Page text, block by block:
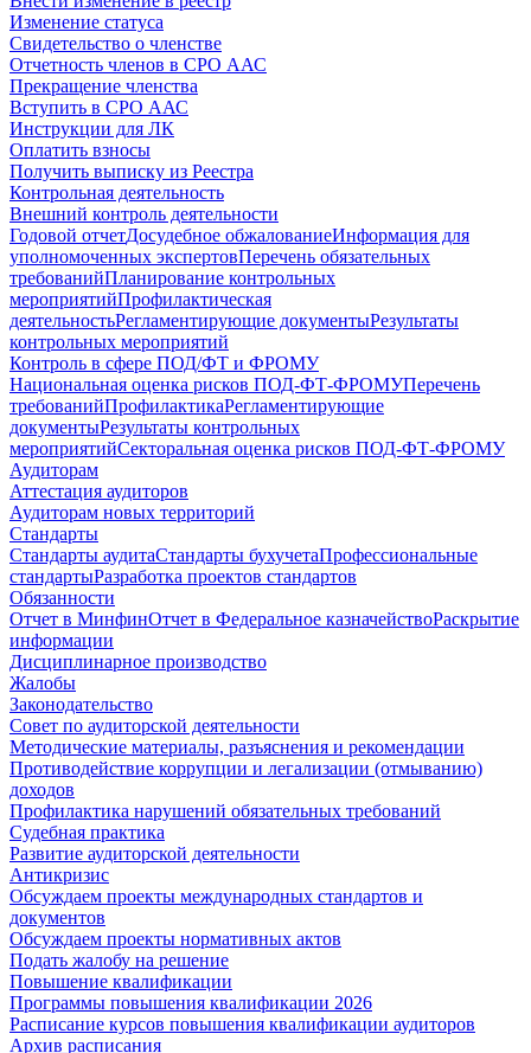
Изменение статуса
Свидетельство о членстве
Отчетность членов в СРО ААС
Прекращение членства
Вступить в СРО ААС
Инструкции для ЛК
Оплатить взносы
Получить выписку из Реестра
Контрольная деятельность
Внешний контроль деятельности
Годовой отчетДосудебное обжалованиеИнформация для
уполномоченных экспертовПеречень обязательных
требованийПланирование контрольных
мероприятийПрофилактическая
деятельностьРегламентирующие документыРезультаты
контрольных мероприятий
Контроль в сфере ПОД/ФТ и ФРОМУ
Национальная оценка рисков ПОД-ФТ-ФРОМУПеречень
требованийПрофилактикаРегламентирующие
документыРезультаты контрольных
мероприятийСекторальная оценка рисков ПОД-ФТ-ФРОМУ
Аудиторам
Аттестация аудиторов
Аудиторам новых территорий
Стандарты
Стандарты аудитаСтандарты бухучетаПрофессиональные
стандартыРазработка проектов стандартов
Обязанности
Отчет в МинфинОтчет в Федеральное казначействоРаскрытие
информации
Дисциплинарное производство
Жалобы
Законодательство
Совет по аудиторской деятельности
Методические материалы, разъяснения и рекомендации
Противодействие коррупции и легализации (отмыванию)
доходов
Профилактика нарушений обязательных требований
Судебная практика
Развитие аудиторской деятельности
Антикризис
Обсуждаем проекты международных стандартов и
документов
Обсуждаем проекты нормативных актов
Подать жалобу на решение
Повышение квалификации
Программы повышения квалификации 2026
Расписание курсов повышения квалификации аудиторов
Архив расписания